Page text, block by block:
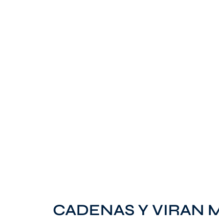
CADENAS Y VIRAN